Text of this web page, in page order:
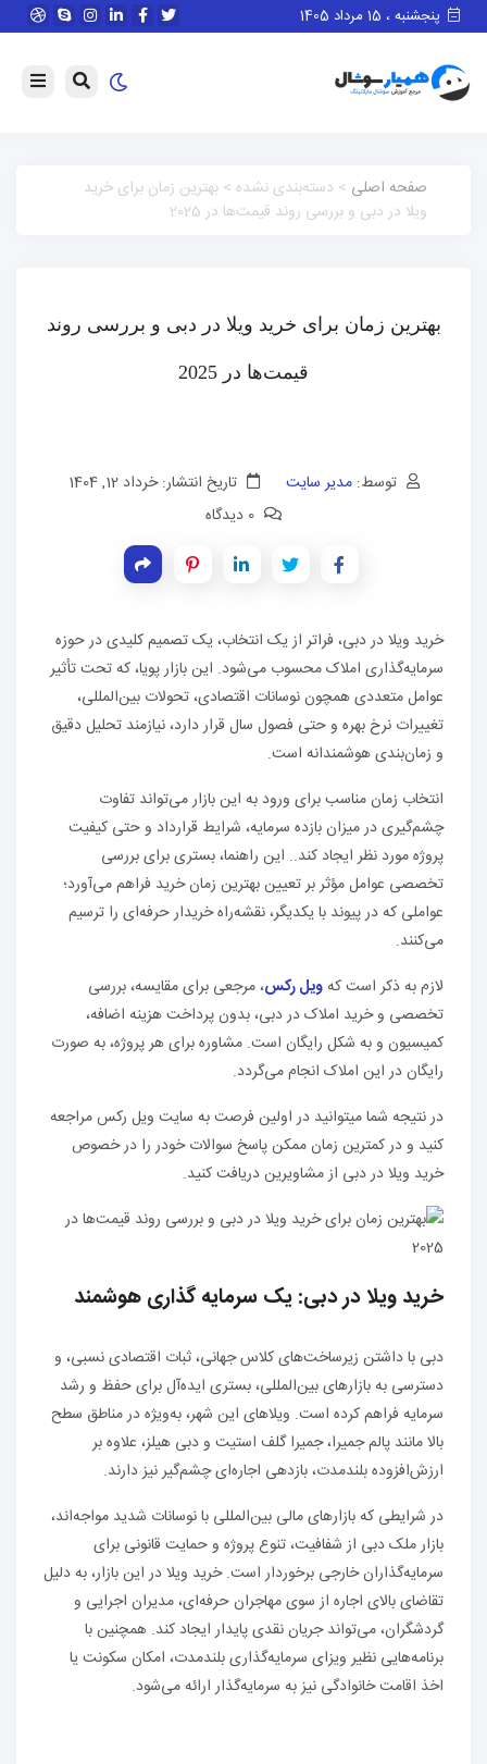
پنجشنبه ، 15 مرداد 1405
صفحه اصلی > دسته‌بندی نشده > بهترین زمان برای خرید
ویلا در دبی و بررسی روند قیمت‌ها در 2025
بهترین زمان برای خرید ویلا در دبی و بررسی روند
قیمت‌ها در 2025
توسط:مدیر سایت
تاریخ انتشار: خرداد 12, 1404
خرید ویلا در دبی، فراتر از یک انتخاب، یک تصمیم کلیدی در حوزه
سرمایه‌گذاری املاک محسوب می‌شود. این بازار پویا، که تحت تأثیر
عوامل متعددی همچون نوسانات اقتصادی، تحولات بین‌المللی،
تغییرات نرخ بهره و حتی فصول سال قرار دارد، نیازمند تحلیل دقیق
و زمان‌بندی هوشمندانه است.
انتخاب زمان مناسب برای ورود به این بازار می‌تواند تفاوت
چشم‌گیری در میزان بازده سرمایه، شرایط قرارداد و حتی کیفیت
پروژه مورد نظر ایجاد کند.. این راهنما، بستری برای بررسی
تخصصی عوامل مؤثر بر تعیین بهترین زمان خرید فراهم می‌آورد؛
عواملی که در پیوند با یکدیگر، نقشه‌راه خریدار حرفه‌ای را ترسیم
می‌کنند.
لازم به ذکر است کهویل رکس، مرجعی برای مقایسه، بررسی
تخصصی و خرید املاک در دبی، بدون پرداخت هزینه اضافه،
کمیسیون و به شکل رایگان است. مشاوره برای هر پروژه، به صورت
رایگان در این املاک انجام می‌گردد.
در نتیجه شما میتوانید در اولین فرصت به سایت ویل رکس مراجعه
کنید و در کمترین زمان ممکن پاسخ سوالات خودر را در خصوص
خرید ویلا در دبی از مشاویرین دریافت کنید.
خرید ویلا در دبی: یک سرمایه گذاری هوشمند
دبی با داشتن زیرساخت‌های کلاس جهانی، ثبات اقتصادی نسبی، و
دسترسی به بازارهای بین‌المللی، بستری ایده‌آل برای حفظ و رشد
سرمایه فراهم کرده است. ویلاهای این شهر، به‌ویژه در مناطق سطح
بالا مانند پالم جمیرا، جمیرا گلف استیت و دبی هیلز، علاوه بر
ارزش‌افزوده بلندمدت، بازدهی اجاره‌ای چشم‌گیر نیز دارند.
در شرایطی که بازارهای مالی بین‌المللی با نوسانات شدید مواجه‌اند،
بازار ملک دبی از شفافیت، تنوع پروژه و حمایت قانونی برای
سرمایه‌گذاران خارجی برخوردار است. خرید ویلا در این بازار، به دلیل
تقاضای بالای اجاره از سوی مهاجران حرفه‌ای، مدیران اجرایی و
گردشگران، می‌تواند جریان نقدی پایدار ایجاد کند. همچنین با
برنامه‌هایی نظیر ویزای سرمایه‌گذاری بلندمدت، امکان سکونت یا
اخذ اقامت خانوادگی نیز به سرمایه‌گذار ارائه می‌شود.